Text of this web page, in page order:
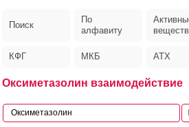
Поиск
По
алфавиту
КФГ МКБ АТХ
Оксиметазолин взаимодействие